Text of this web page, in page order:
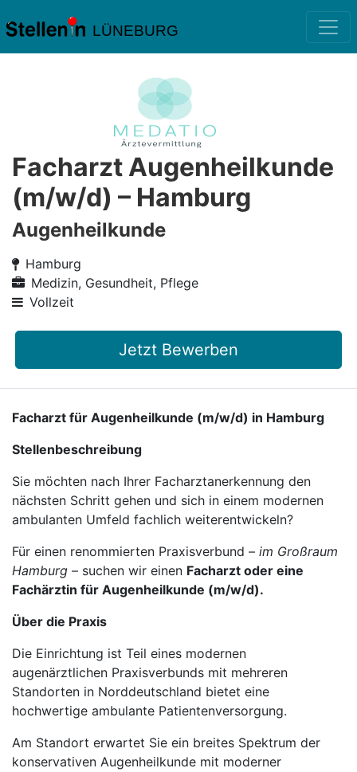
LÜNEBURG
Facharzt Augenheilkunde
(m/w/d) – Hamburg
Augenheilkunde
Hamburg
Medizin, Gesundheit, Pflege
Vollzeit
Jetzt Bewerben
Facharzt für Augenheilkunde (m/w/d) in Hamburg
Stellenbeschreibung
Sie möchten nach Ihrer Facharztanerkennung den
nächsten Schritt gehen und sich in einem modernen
ambulanten Umfeld fachlich weiterentwickeln?
Für einen renommierten Praxisverbund – im Großraum
Hamburg – suchen wir einen Facharzt oder eine
Fachärztin für Augenheilkunde (m/w/d).
Über die Praxis
Die Einrichtung ist Teil eines modernen
augenärztlichen Praxisverbunds mit mehreren
Standorten in Norddeutschland bietet eine
hochwertige ambulante Patientenversorgung.
Am Standort erwartet Sie ein breites Spektrum der
konservativen Augenheilkunde mit moderner